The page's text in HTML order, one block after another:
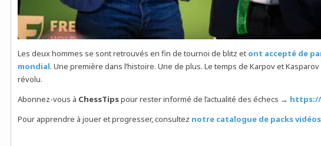
Les deux hommes se sont retrouvés en fin de tournoi de blitz et ont accepté de
mondial. Une première dans l’histoire. Une de plus. Le temps de Karpov et
révolu.
Abonnez-vous à ChessTipspour rester informé de l’actualité des échecs →
Pour apprendre à jouer et progresser, consultez notre catalogue de packs vidéos